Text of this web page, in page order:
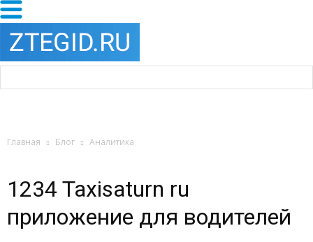
Главная Блог Аналитика
1234 Taxisaturn ru
приложение для водителей